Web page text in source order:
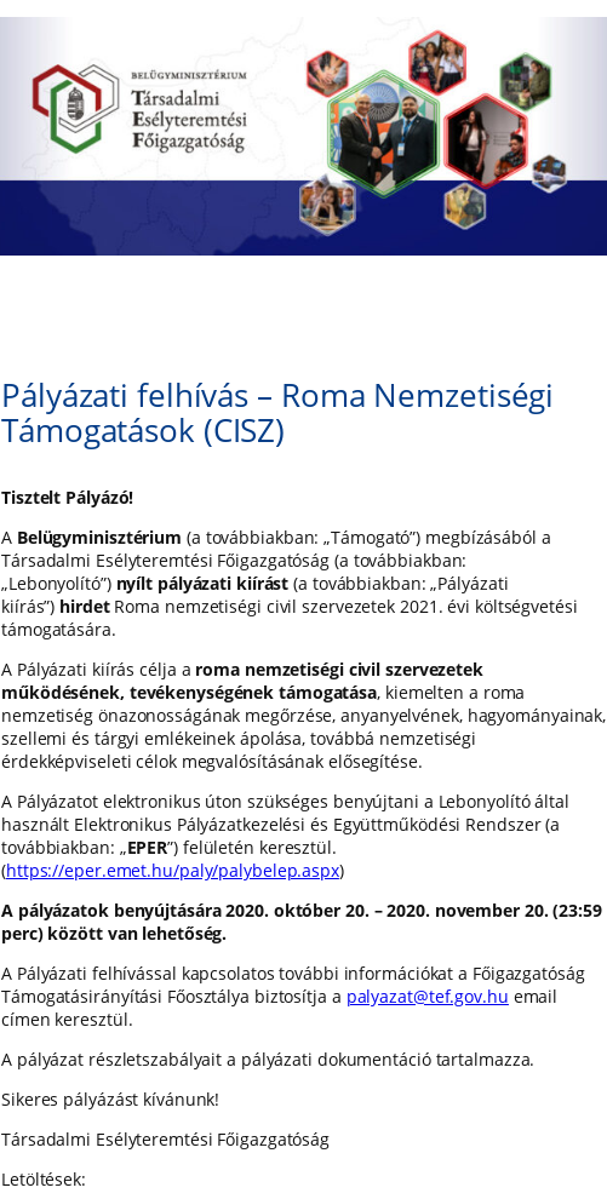
Pályázati felhívás – Roma Nemzetiségi
Támogatások (CISZ)
Tisztelt Pályázó!
A Belügyminisztérium (a továbbiakban: „Támogató”) megbízásából a
Társadalmi Esélyteremtési Főigazgatóság (a továbbiakban:
„Lebonyolító”) nyílt pályázati kiírást (a továbbiakban: „Pályázati
kiírás”) hirdet Roma nemzetiségi civil szervezetek 2021. évi költségvetési
támogatására.
A Pályázati kiírás célja a roma nemzetiségi civil szervezetek
működésének, tevékenységének támogatása, kiemelten a roma
nemzetiség önazonosságának megőrzése, anyanyelvének, hagyományainak,
szellemi és tárgyi emlékeinek ápolása, továbbá nemzetiségi
érdekképviseleti célok megvalósításának elősegítése.
A Pályázatot elektronikus úton szükséges benyújtani a Lebonyolító által
használt Elektronikus Pályázatkezelési és Együttműködési Rendszer (a
továbbiakban: „EPER”) felületén keresztül.
(https://eper.emet.hu/paly/palybelep.aspx)
A pályázatok benyújtására 2020. október 20. – 2020. november 20. (23:59
perc) között van lehetőség.
A Pályázati felhívással kapcsolatos további információkat a Főigazgatóság
Támogatásirányítási Főosztálya biztosítja a palyazat@tef.gov.hu email
címen keresztül.
A pályázat részletszabályait a pályázati dokumentáció tartalmazza.
Sikeres pályázást kívánunk!
Társadalmi Esélyteremtési Főigazgatóság
Letöltések: